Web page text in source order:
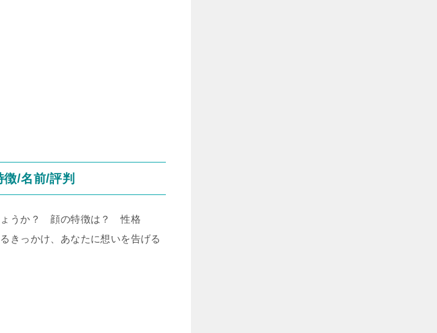
/名前/評判
ょうか？ 顔の特徴は？ 性格
っかけ、あなたに想いを告げる